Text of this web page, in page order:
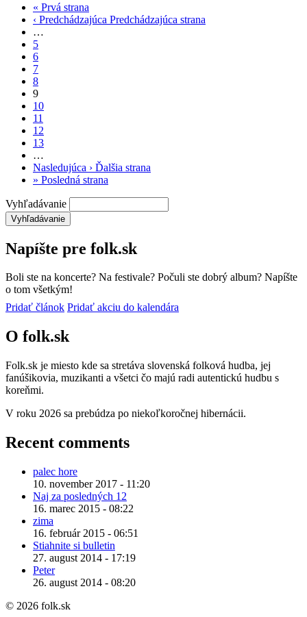
« Prvá strana
‹ Predchádzajúca Predchádzajúca strana
…
5
6
7
8
9
10
11
12
13
…
Nasledujúca › Ďalšia strana
» Posledná strana
Vyhľadávanie
Napíšte pre folk.sk
Boli ste na koncerte? Na festivale? Počuli ste dobrý album? Napíšte
o tom všetkým!
Pridať článok Pridať akciu do kalendára
O folk.sk
Folk.sk je miesto kde sa stretáva slovenská folková hudba, jej
fanúšikovia, muzikanti a všetci čo majú radi autentickú hudbu s
koreňmi.
V roku 2026 sa prebúdza po niekoľkoročnej hibernácii.
Recent comments
palec hore
10. november 2017 - 11:20
Naj za posledných 12
16. marec 2015 - 08:22
zima
16. február 2015 - 06:51
Stiahnite si bulletin
27. august 2014 - 17:19
Peter
26. august 2014 - 08:20
© 2026 folk.sk